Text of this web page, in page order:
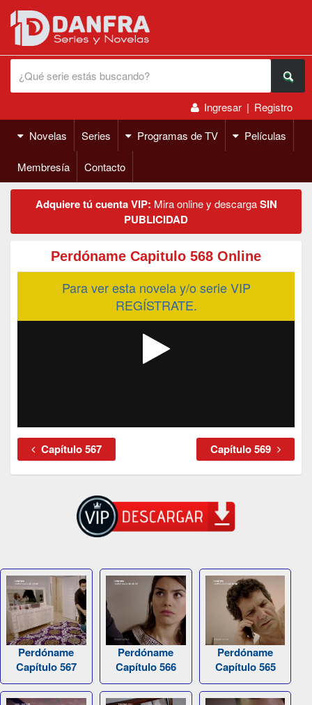
Ingresar | Registro
Novelas
Series Programas de TV Películas
Membresía Contacto
Adquiere tú cuenta VIP: Mira online y descargaSIN
PUBLICIDAD
Perdóname Capitulo 568 Online
Para ver esta novela y/o serie VIP
REGÍSTRATE.
Capítulo 567 Capítulo 569
Perdóname
Capítulo 567
Perdóname
Capítulo 566
Perdóname
Capítulo 565